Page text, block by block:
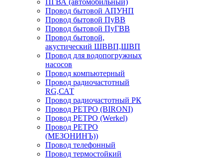
ПГВА (автомобильный)
Провод бытовой АПУНП
Провод бытовой ПуВВ
Провод бытовой ПуГВВ
Провод бытовой,
акустический ШВВП,ШВП
Провод для водопогружных
насосов
Провод компьютерный
Провод радиочастотный
RG,САТ
Провод радиочастотный РК
Провод РЕТРО (BIRONI)
Провод РЕТРО (Werkel)
Провод РЕТРО
(МЕЗОНИНЪ))
Провод телефонный
Провод термостойкий